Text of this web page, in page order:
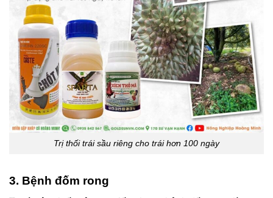
Trị thối trái sầu riêng cho trái hơn 100 ngày
3. Bệnh đốm rong